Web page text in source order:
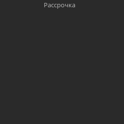
Рассрочка